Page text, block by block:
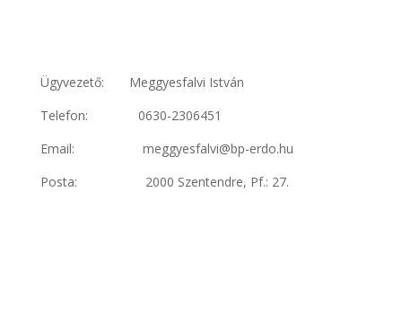
Ügyvezető: Meggyesfalvi István
Telefon: 0630-2306451
Email: meggyesfalvi@bp-erdo.hu
Posta: 2000 Szentendre, Pf.: 27.